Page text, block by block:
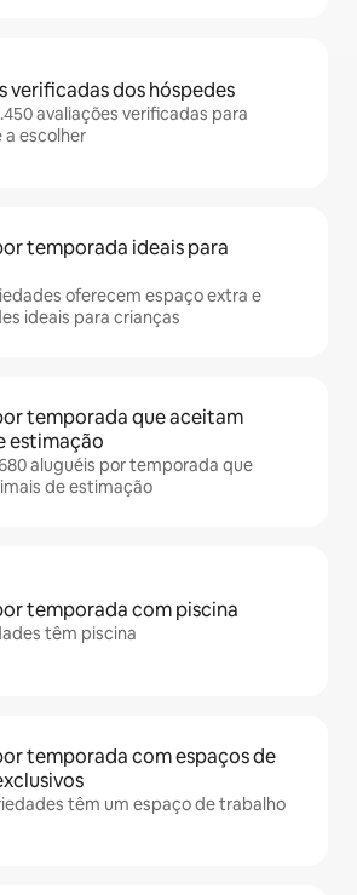
verificadas dos hóspedes
avaliações verificadas para
a escolher
temporada ideais para
oferecem espaço extra e
ideais para crianças
temporada que aceitam
estimação
aluguéis por temporada que
de estimação
temporada com piscina
têm piscina
temporada com espaços de
têm um espaço de trabalho